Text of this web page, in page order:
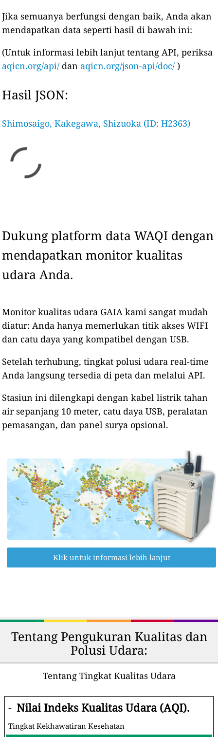
Jika semuanya berfungsi dengan baik, Anda akan
mendapatkan data seperti hasil di bawah ini:
(Untuk informasi lebih lanjut tentang API, periksa
aqicn.org/api/ dan aqicn.org/json-api/doc/ )
Hasil JSON:
Shimosaigo, Kakegawa, Shizuoka (ID: H2363)
Dukung platform data WAQI dengan
mendapatkan monitor kualitas
udara Anda.
Monitor kualitas udara GAIA kami sangat mudah
diatur: Anda hanya memerlukan titik akses WIFI
dan catu daya yang kompatibel dengan USB.
Setelah terhubung, tingkat polusi udara real-time
Anda langsung tersedia di peta dan melalui API.
Stasiun ini dilengkapi dengan kabel listrik tahan
air sepanjang 10 meter, catu daya USB, peralatan
pemasangan, dan panel surya opsional.
Klik untuk informasi lebih lanjut
Tentang Pengukuran Kualitas dan
Polusi Udara:
Tentang Tingkat Kualitas Udara
- Nilai Indeks Kualitas Udara (AQI).
Tingkat Kekhawatiran Kesehatan